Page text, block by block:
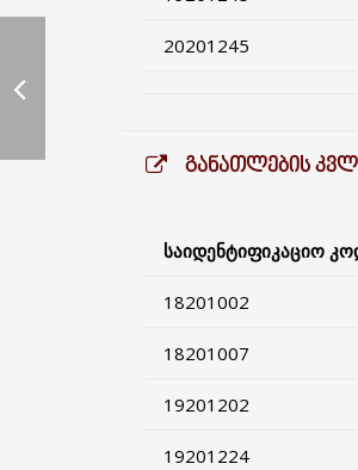
20201245
ᲒᲐᲜᲐᲗᲚᲔᲑᲘᲡ
საიდენტიფიკაციო
18201002
18201007
19201202
19201224